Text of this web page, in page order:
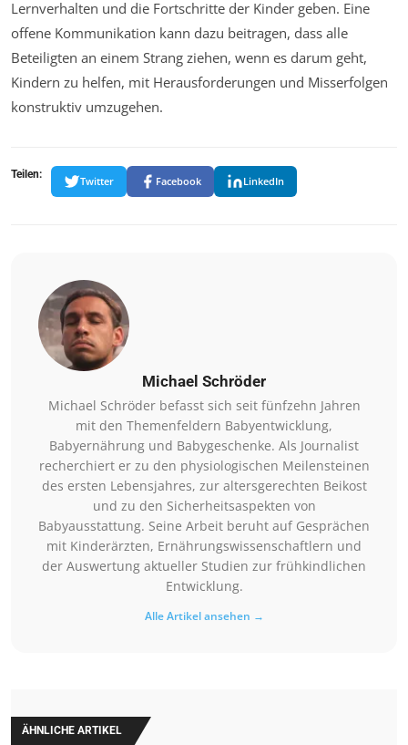
Lernverhalten und die Fortschritte der Kinder geben. Eine
offene Kommunikation kann dazu beitragen, dass alle
Beteiligten an einem Strang ziehen, wenn es darum geht,
Kindern zu helfen, mit Herausforderungen und Misserfolgen
konstruktiv umzugehen.
Teilen:
Twitter Facebook LinkedIn
Michael Schröder
Michael Schröder befasst sich seit fünfzehn Jahren
mit den Themenfeldern Babyentwicklung,
Babyernährung und Babygeschenke. Als Journalist
recherchiert er zu den physiologischen Meilensteinen
des ersten Lebensjahres, zur altersgerechten Beikost
und zu den Sicherheitsaspekten von
Babyausstattung. Seine Arbeit beruht auf Gesprächen
mit Kinderärzten, Ernährungswissenschaftlern und
der Auswertung aktueller Studien zur frühkindlichen
Entwicklung.
Alle Artikel ansehen →
ÄHNLICHE ARTIKEL